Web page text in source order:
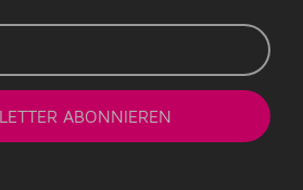
ABONNIEREN